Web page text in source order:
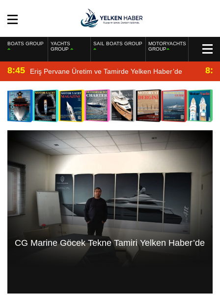
BOATS GROUP
YACHTS
GROUP
SAIL BOATS GROUP
MOTORYACHTS
GROUP
8:45 Eriş Pervane Üretim ve Tamirde Yelken Haber’de
CG Marine Göcek Tekne Tamiri Yelken Haber’de